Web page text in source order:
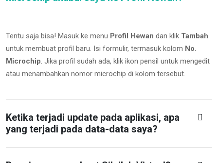
Tentu saja bisa! Masuk ke menu Profil Hewan dan klik Tambah
untuk membuat profil baru. Isi formulir, termasuk kolom No.
Microchip. Jika profil sudah ada, klik ikon pensil untuk mengedit
atau menambahkan nomor microchip di kolom tersebut.
Ketika terjadi update pada aplikasi, apa
yang terjadi pada data-data saya?